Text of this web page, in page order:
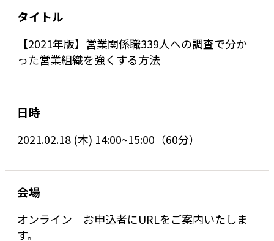
タイトル
【2021年版】営業関係職339人への調査で分か
った営業組織を強くする方法
日時
2021.02.18 (木) 14:00~15:00（60分）
会場
オンライン お申込者にURLをご案内いたしま
す。